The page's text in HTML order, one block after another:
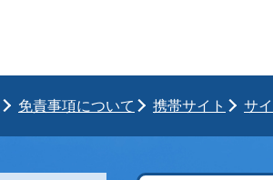
免責事項について 携帯サイト サ